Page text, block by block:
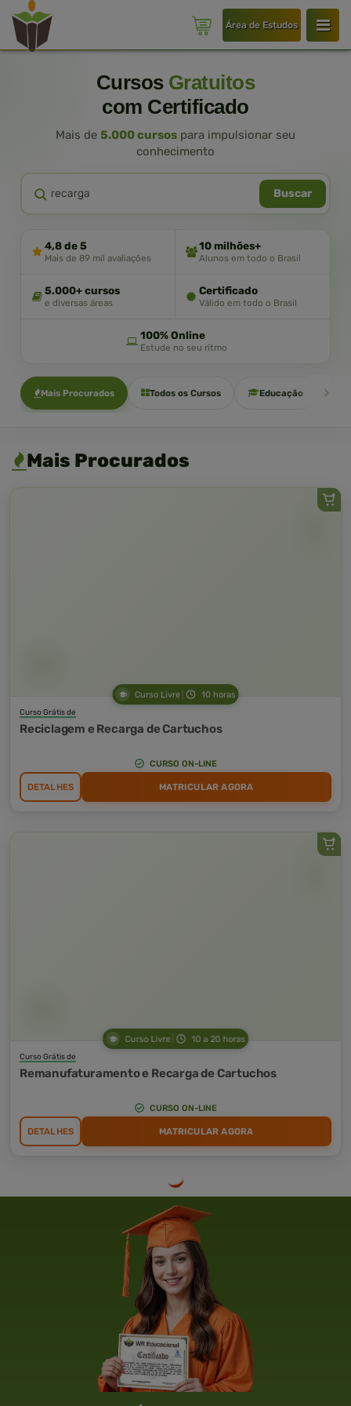
Área de Estudos
Cursos Gratuitos
com Certificado
Mais de 5.000 cursos para impulsionar seu
conhecimento
Buscar
4,8 de 5
Mais de 89 mil avaliações
10 milhões+
Alunos em todo o Brasil
5.000+ cursos
e diversas áreas
Certificado
Válido em todo o Brasil
100% Online
Estude no seu ritmo
Mais Procurados Todos os Cursos Educação
Mais Procurados
Curso Livre 10 horas
Curso Grátis de
Reciclagem e Recarga de Cartuchos
CURSO ON-LINE
DETALHES MATRICULAR AGORA
Curso Livre 10 a 20 horas
Curso Grátis de
Remanufaturamento e Recarga de Cartuchos
CURSO ON-LINE
DETALHES MATRICULAR AGORA